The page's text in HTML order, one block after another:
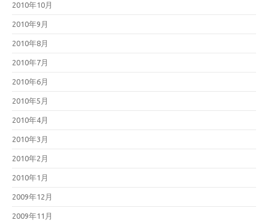
2010年10月
2010年9月
2010年8月
2010年7月
2010年6月
2010年5月
2010年4月
2010年3月
2010年2月
2010年1月
2009年12月
2009年11月